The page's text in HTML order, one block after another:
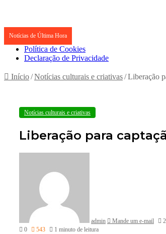
Notícias de Última Hora
Política de Cookies
Declaração de Privacidade
Início/Notícias culturais e criativas/Liberação
Notícias culturais e criativas
Liberação para
admin Mande um e-mail
0
543 1 minuto de leitura